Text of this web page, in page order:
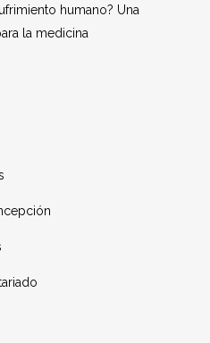
humano? Una
la medicina